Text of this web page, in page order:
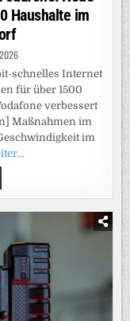
Haushalte im
schnelles Internet
für über 1500
verbessert
Maßnahmen im
im